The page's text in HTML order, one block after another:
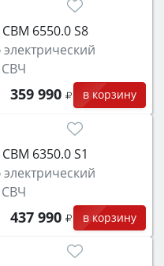
6550.0 S8
359 990 в корзину
6350.0 S1
437 990 в корзину